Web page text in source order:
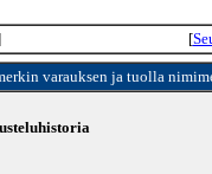
[
varauksen ja tuolla